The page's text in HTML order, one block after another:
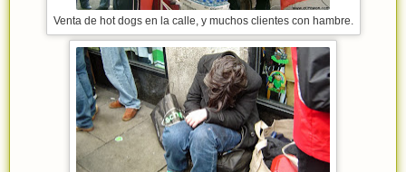
Venta de hot dogs en la calle, y muchos clientes con hambre.